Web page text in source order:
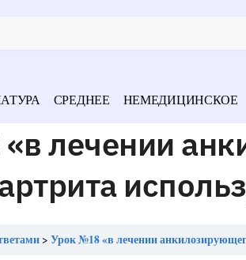
СРЕДНЕЕ НЕМЕДИЦИНСКОЕ
лечении
Урок №18 «в лечении